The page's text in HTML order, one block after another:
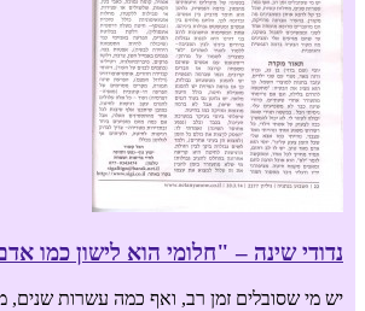
נדודי שינה – "חלומי הוא לישון כמו
יש מי שסובלים זמן רב, ואף כמה עשרות